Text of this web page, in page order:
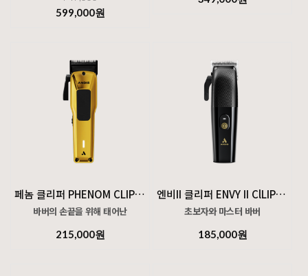
클리퍼, 트리머, 쉐이버까지— 바버 작업에 필요한 모든 것을 하나로 담았습니다.
왜 이 세트가 필요한가
빠르게 자르고, 정교하게 다듬고, 완벽하게 마무리하는 것까지.
작업의 완성도는 장비의 연결에서 결정됩니다.
RECON 세트와 프로포일 2쉐이버 조합은
속도, 정밀도, 밀착력까지 각 단계에 최적화된 구성으로
끊김 없는 작업 흐름과 안정적인 결과를 만들어냅니다.
선착순 한정 혜택
이 혜택은 준비된 수량 소진 시 즉시 종료됩니다.
599,000원
빠르고 안정적인 퍼포먼스를 위해 탄생한 신세대 프로 클리퍼
Recon™은 초고속 벡터 모터와 정교하게 세팅된 블레이드를 탑재한
프로페셔널 클리퍼입니다.
가벼운 카본 하우징 설계와 향상된 그립 설계로
장시간 작업에도 안정적인 컨트롤을 제공합니다.
세 가지 옵션의 교체식 하우징 커버를 제공해 스타일과
장비를 동시에 커스터마이징 할 수 있으며,
프리미엄 메탈 충전 스탠드와 USB-C 충전 지원으로
페놈 클리퍼 PHENOM CLIPPER
바버의 손끝을 위해 태어난
215,000원
엔비II 클리퍼 ENVY II ClLIPPER
초보자와 마스터 바버
185,000원